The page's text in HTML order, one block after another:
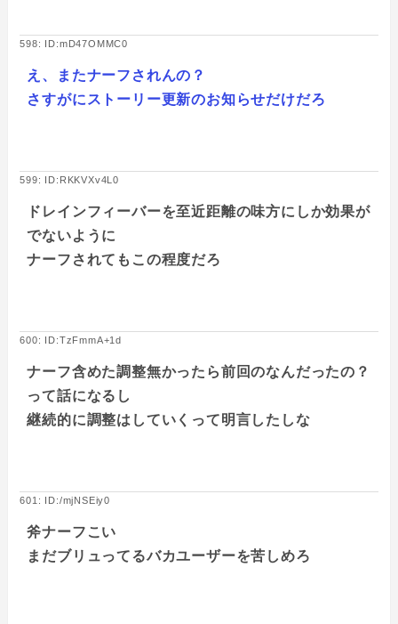
598: ID:mD47OMMC0
え、またナーフされんの？
さすがにストーリー更新のお知らせだけだろ
599: ID:RKKVXv4L0
ドレインフィーバーを至近距離の味方にしか効果が
でないように
ナーフされてもこの程度だろ
600: ID:TzFmmA+1d
ナーフ含めた調整無かったら前回のなんだったの？
って話になるし
継続的に調整はしていくって明言したしな
601: ID:/mjNSEiy0
斧ナーフこい
まだブリュってるバカユーザーを苦しめろ